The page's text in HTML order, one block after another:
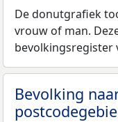
De donutgrafiek
vrouw of man.
bevolkingsregister
Bevolking